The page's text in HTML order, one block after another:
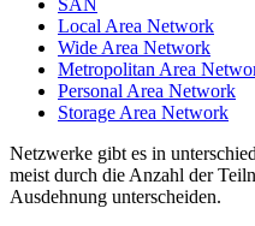
SAN
Local Area Network
Wide Area Network
Metropolitan Area
Personal Area Network
Storage Area Network
Netzwerke gibt es in
meist durch die Anzahl der
Ausdehnung unterscheiden.